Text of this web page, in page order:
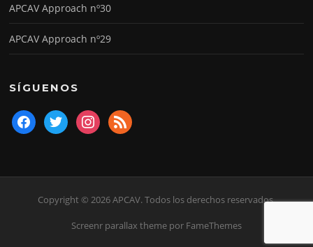
APCAV Approach nº30
APCAV Approach nº29
SÍGUENOS
facebooktwitter instagram
rss
Copyright © 2026 APCAV. Todos los derechos reservados.
Screenr parallax theme por FameThemes